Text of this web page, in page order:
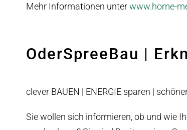
Mehr Informationen unterwww.home-
OderSpreeBau |
clever BAUEN | ENERGIE sparen |
Sie wollen sich informieren, ob und wie